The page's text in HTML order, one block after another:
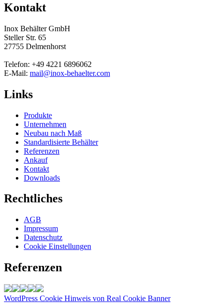
Kontakt
Inox Behälter GmbH
Steller Str. 65
27755 Delmenhorst
Telefon: +49 4221 6896062
E-Mail: mail@inox-behaelter.com
Links
Produkte
Unternehmen
Neubau nach Maß
Standardisierte Behälter
Referenzen
Ankauf
Kontakt
Downloads
Rechtliches
AGB
Impressum
Datenschutz
Cookie Einstellungen
Referenzen
WordPress Cookie Hinweis von Real Cookie Banner